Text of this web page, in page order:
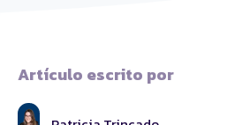
Artículo escrito por